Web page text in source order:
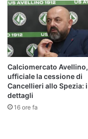
Calciomercato Avellino,
ufficiale la cessione di
Cancellieri allo Spezia: i
dettagli
16 ore fa